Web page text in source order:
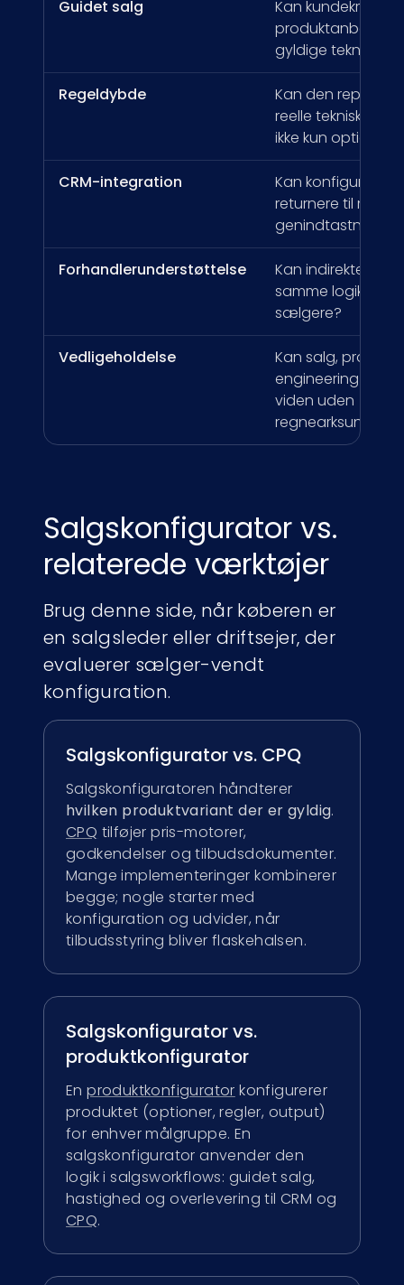
Guidet salg
Kan kundekrav
gyldige tekniske
Regeldybde
Kan den
reelle tekniske
ikke kun
CRM-integration
Kan
returnere til
genindtastning?
Forhandlerunderstøttelse
Kan indirekte
samme logik som
sælgere?
Vedligeholdelse
Kan salg, produkt
engineering
viden uden
Salgskonfigurator vs.
relaterede værktøjer
Brug denne side, når køberen er
en salgsleder eller driftsejer, der
evaluerer sælger-vendt
konfiguration.
Salgskonfigurator vs. CPQ
Salgskonfiguratoren håndterer
hvilken produktvariant der er gyldig.
CPQ tilføjer pris-motorer,
godkendelser og tilbudsdokumenter.
Mange implementeringer kombinerer
begge; nogle starter med
konfiguration og udvider, når
tilbudsstyring bliver flaskehalsen.
Salgskonfigurator vs.
produktkonfigurator
Enproduktkonfigurator konfigurerer
produktet (optioner, regler, output)
for enhver målgruppe. En
salgskonfigurator anvender den
logik i salgsworkflows: guidet salg,
hastighed og overlevering til CRM og
CPQ.